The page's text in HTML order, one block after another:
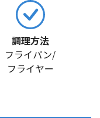
調理方法
フライパン/
フライヤー